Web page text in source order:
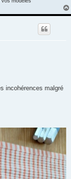
incohérences malgré